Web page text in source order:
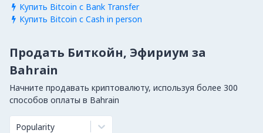
 Купить Bitcoin с Bank Transfer
 Купить Bitcoin с Cash in person
Продать Биткойн, Эфириум за
Bahrain
Начните продавать криптовалюту, используя более 300
способов оплаты в Bahrain
Popularity